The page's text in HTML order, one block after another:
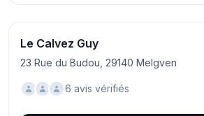
Le Calvez Guy
23 Rue du Budou, 29140 Melgven
6 avis vérifiés